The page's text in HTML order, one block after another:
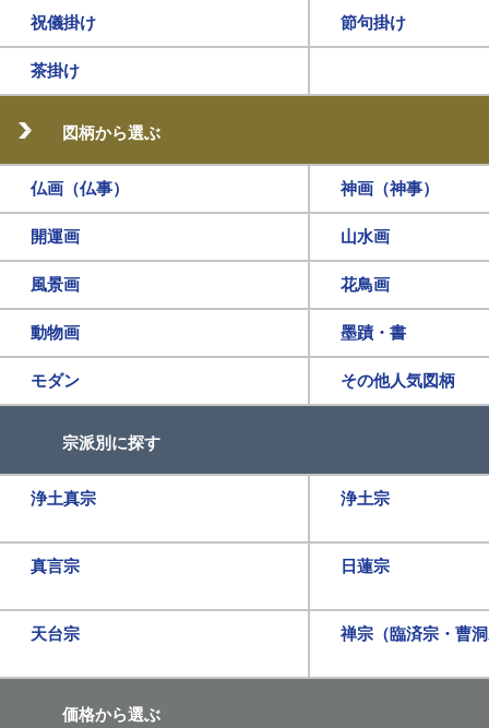
祝儀掛け 節句掛け
茶掛け
図柄から選ぶ
仏画（仏事） 神画（神事）
開運画 山水画
風景画 花鳥画
動物画 墨蹟・書
モダン その他人気図柄
宗派別に探す
浄土真宗 浄土宗
真言宗 日蓮宗
天台宗 禅宗（臨済宗・曹
価格から選ぶ